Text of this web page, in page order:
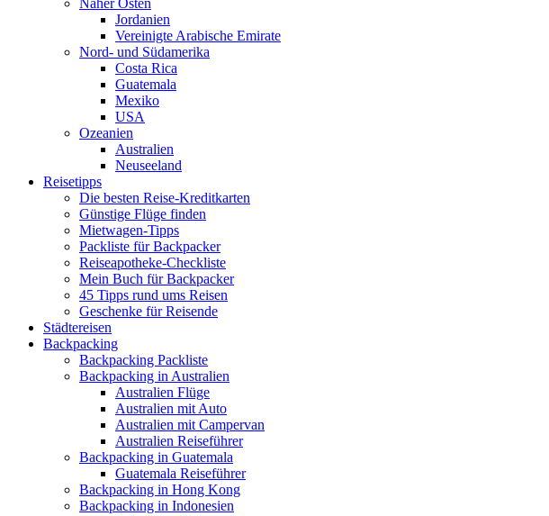
Naher Osten
Jordanien
Vereinigte Arabische Emirate
Nord- und Südamerika
Costa Rica
Guatemala
Mexiko
USA
Ozeanien
Australien
Neuseeland
Reisetipps
Die besten Reise-Kreditkarten
Günstige Flüge finden
Mietwagen-Tipps
Packliste für Backpacker
Reiseapotheke-Checkliste
Mein Buch für Backpacker
45 Tipps rund ums Reisen
Geschenke für Reisende
Städtereisen
Backpacking
Backpacking Packliste
Backpacking in Australien
Australien Flüge
Australien mit Auto
Australien mit Campervan
Australien Reiseführer
Backpacking in Guatemala
Guatemala Reiseführer
Backpacking in Hong Kong
Backpacking in Indonesien